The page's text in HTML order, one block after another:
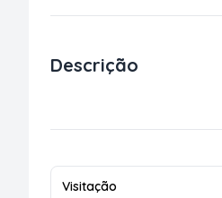
Descrição
Visitação